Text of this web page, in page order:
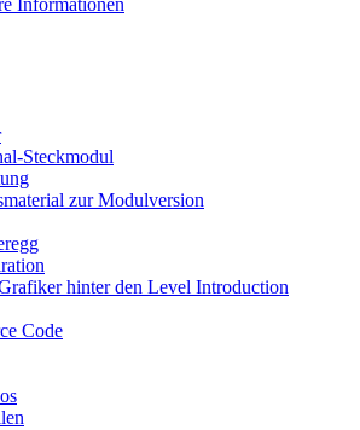
Informationen
Steckmodul
zur Modulversion
hinter den Level Introduction
Code